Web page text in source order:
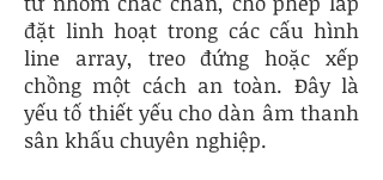
đặt linh hoạt trong các cấu hình
line array, treo đứng hoặc xếp
chồng một cách an toàn. Đây là
yếu tố thiết yếu cho dàn âm thanh
sân khấu chuyên nghiệp.